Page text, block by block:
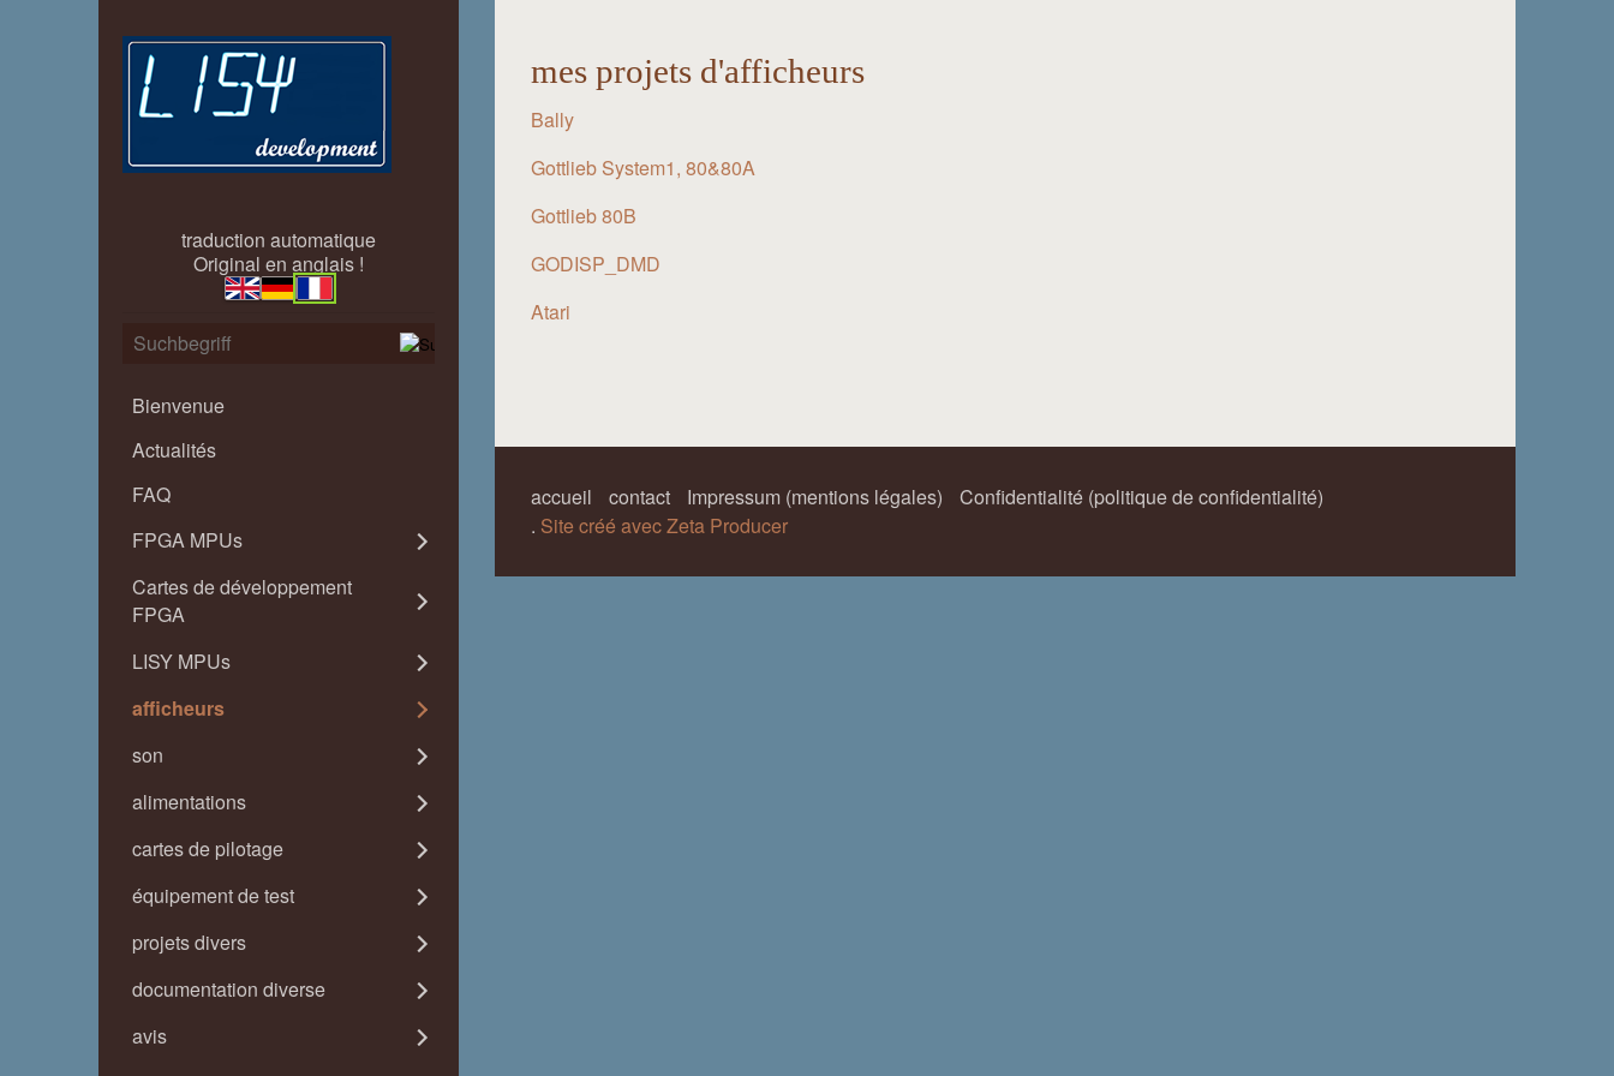
traduction automatique
Original en anglais !
Bienvenue
Actualités
FAQ
FPGA MPUs
Cartes de développement
FPGA
LISY MPUs
afficheurs
son
alimentations
cartes de pilotage
équipement de test
projets divers
documentation diverse
avis
mes projets d'afficheurs
Bally
Gottlieb System1, 80&80A
Gottlieb 80B
GODISP_DMD
Atari
accueil contact Impressum (mentions légales)
Confidentialité (politique de confidentialité)
. Site créé avec Zeta Producer